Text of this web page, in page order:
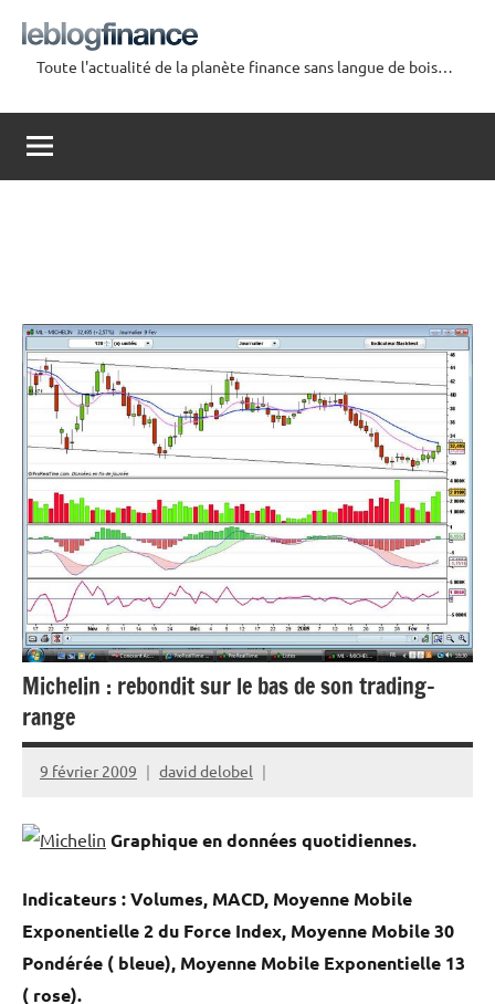
contenu
Blog
Finance
Toute l'actualité de la planète finance sans langue de bois…
Michelin : rebondit sur le bas de son trading-
range
9 février 2009 david delobel
Graphique en données quotidiennes.
Indicateurs : Volumes, MACD, Moyenne Mobile
Exponentielle 2 du Force Index, Moyenne Mobile 30
Pondérée ( bleue), Moyenne Mobile Exponentielle 13
( rose).